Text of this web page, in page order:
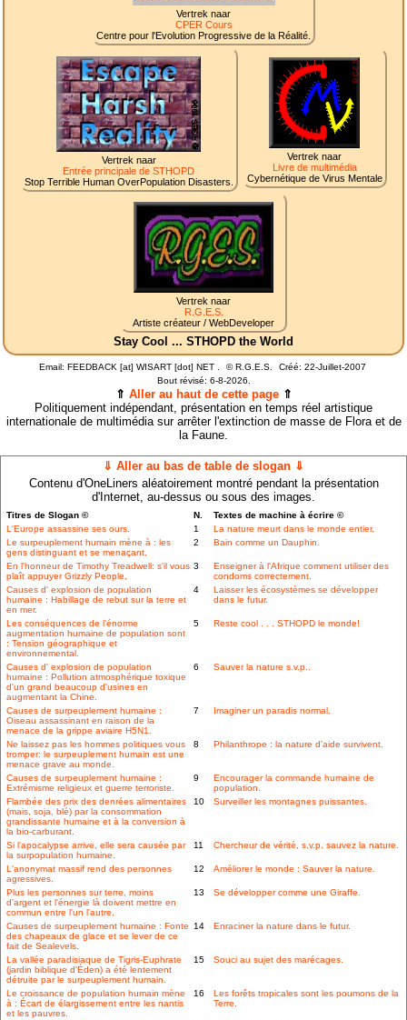
Vertrek naar
CPER Cours
Centre pour l'Evolution Progressive de la Réalité.
Vertrek naar
Entrée principale de STHOPD
Stop Terrible Human OverPopulation Disasters.
Vertrek naar
Livre de multimédia
Cybernétique de Virus Mentale
Vertrek naar
R.G.E.S.
Artiste créateur / WebDeveloper
Stay Cool ... STHOPD the World
Email: FEEDBACK [at] WISART [dot] NET . ©R.G.E.S.
Créé: 22-Juillet-2007
Bout révisé: 6-8-2026.
⇑ Aller au haut de cette page⇑
Politiquement indépendant, présentation en temps réel artistique
internationale de multimédia sur arrêter l'extinction de masse de Flora et de
la Faune.
⇓ Aller au bas de table de slogan ⇓
Contenu d'OneLiners aléatoirement montré pendant la présentation
d'Internet, au-dessus ou sous des images.
Titres de Slogan © N.
Textes de machine à écrire ©
L'Europe assassine ses ours.
1
La nature meurt dans le monde entier.
Le surpeuplement humain mène à : les
gens distinguant et se menaçant.
2 Bain comme un Dauphin.
En l'honneur de Timothy Treadwell: s'il vous
plaît appuyer Grizzly People.
3
Enseigner à l'Afrique comment utiliser des
condoms correctement.
Causes d' explosion de population
humaine : Habillage de rebut sur la terre et
en mer.
4
Laisser les écosystèmes se développer
dans le futur.
Les conséquences de l'énorme
augmentation humaine de population sont
: Tension géographique et
environnemental.
5 Reste cool . . . STHOPD le monde!
Causes d' explosion de population
humaine : Pollution atmosphérique toxique
d'un grand beaucoup d'usines en
augmentant la Chine.
6 Sauver la nature s.v.p..
Causes de surpeuplement humaine :
Oiseau assassinant en raison de la
menace de la grippe aviaire H5N1.
7 Imaginer un paradis normal.
Ne laissez pas les hommes politiques vous
tromper: le surpeuplement humain est une
menace grave au monde.
8 Philanthrope : la nature d'aide survivent.
Causes de surpeuplement humaine :
Extrémisme religieux et guerre terroriste.
9
Encourager la commande humaine de
population.
Flambée des prix des denrées alimentaires
(mais, soja, blé) par la consommation
grandissante humaine et à la conversion à
la bio-carburant.
10 Surveiller les montagnes puissantes.
Si l'apocalypse arrive, elle sera causée par
la surpopulation humaine.
11 Chercheur de vérité, s.v.p. sauvez la nature.
L'anonymat massif rend des personnes
agressives.
12 Améliorer le monde : Sauver la nature.
Plus les personnes sur terre, moins
d'argent et l'énergie là doivent mettre en
commun entre l'un l'autre.
13 Se développer comme une Giraffe.
Causes de surpeuplement humaine : Fonte
des chapeaux de glace et se lever de ce
fait de Sealevels.
14 Enraciner la nature dans le futur.
La vallée paradisiaque de Tigris-Euphrate
(jardin biblique d'Éden) a été lentement
détruite par le surpeuplement humain.
15 Souci au sujet des marécages.
Le croissance de population humain mène
à : Écart de élargissement entre les nantis
et les pauvres.
16
Les forêts tropicales sont les poumons de la
Terre.